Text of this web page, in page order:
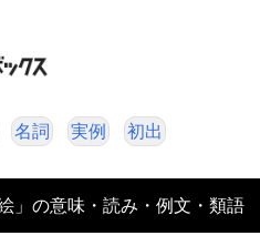
名詞 実例 初出
絵」の意味・読み・例文・類語